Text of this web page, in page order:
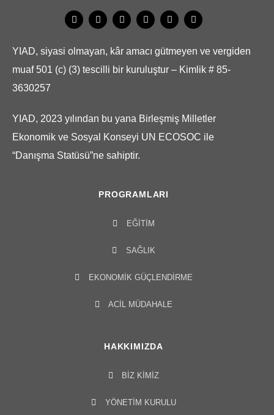
YIAD, siyasi olmayan, kâr amacı gütmeyen ve vergiden
muaf 501 (c) (3) tescilli bir kuruluştur – Kimlik # 85-
3630257
YIAD, 2023 yılından bu yana Birleşmiş Milletler
Ekonomik ve Sosyal Konseyi UN ECOSOC ile
“Danışma Statüsü”ne sahiptir.
PROGRAMLARI
EĞITIM
SAĞLIK
EKONOMIK GÜÇLENDIRME
ACIL MÜDAHALE
HAKKIMIZDA
BIZ KIMIZ
YÖNETIM KURULU​